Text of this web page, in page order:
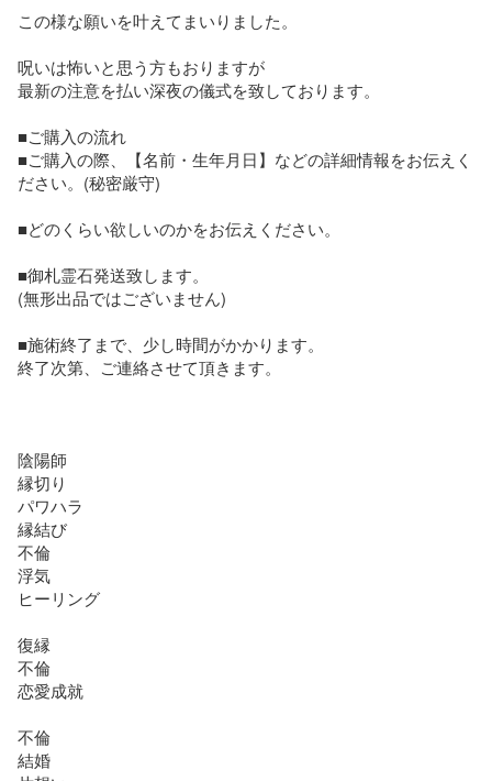
この様な願いを叶えてまいりました。
呪いは怖いと思う方もおりますが
最新の注意を払い深夜の儀式を致しております。
■ご購入の流れ
■ご購入の際、【名前・生年月日】などの詳細情報をお伝えく
ださい。(秘密厳守)
■どのくらい欲しいのかをお伝えください。
■御札霊石発送致します。
(無形出品ではございません)
■施術終了まで、少し時間がかかります。
終了次第、ご連絡させて頂きます。
陰陽師
縁切り
パワハラ
縁結び
不倫
浮気
ヒーリング
復縁
不倫
恋愛成就
不倫
結婚